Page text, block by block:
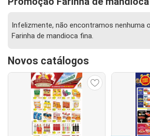
Infelizmente, não encontramos nenhuma
Farinha de mandioca fina.
Novos catálogos